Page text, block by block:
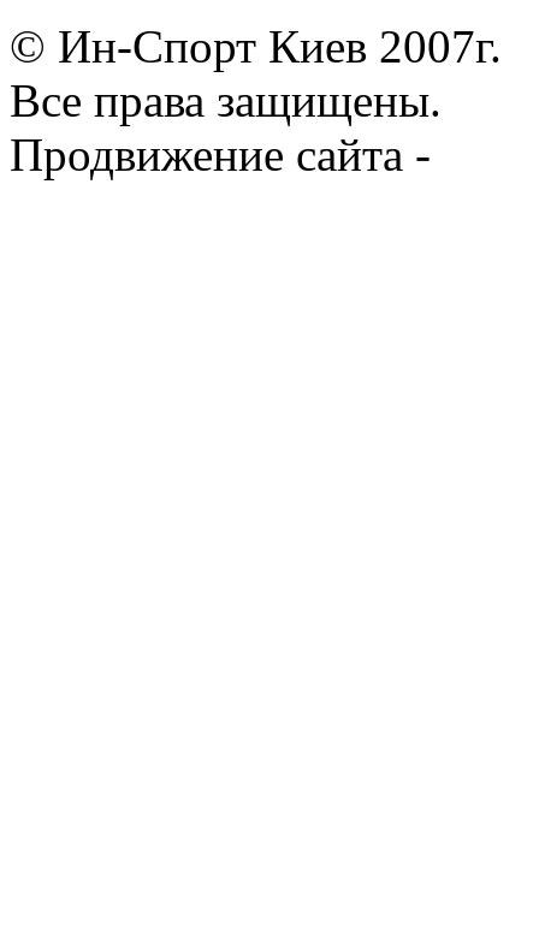
© Ин-Спорт Киев 2007г.
Все права защищены.
Продвижение сайта -